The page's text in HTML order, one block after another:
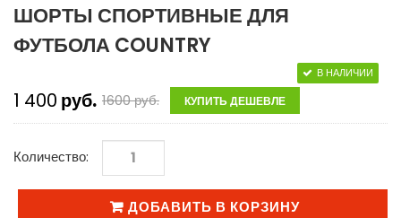
ШОРТЫ СПОРТИВНЫЕ ДЛЯ
ФУТБОЛА COUNTRY
1 400 руб. 1600руб. КУПИТЬ ДЕШЕВЛЕ
В НАЛИЧИИ
Количество:
ДОБАВИТЬ В КОРЗИНУ